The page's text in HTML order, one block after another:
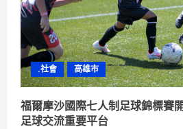
.社會 高雄市
福爾摩沙國際七人制足球錦標
足球交流重要平台